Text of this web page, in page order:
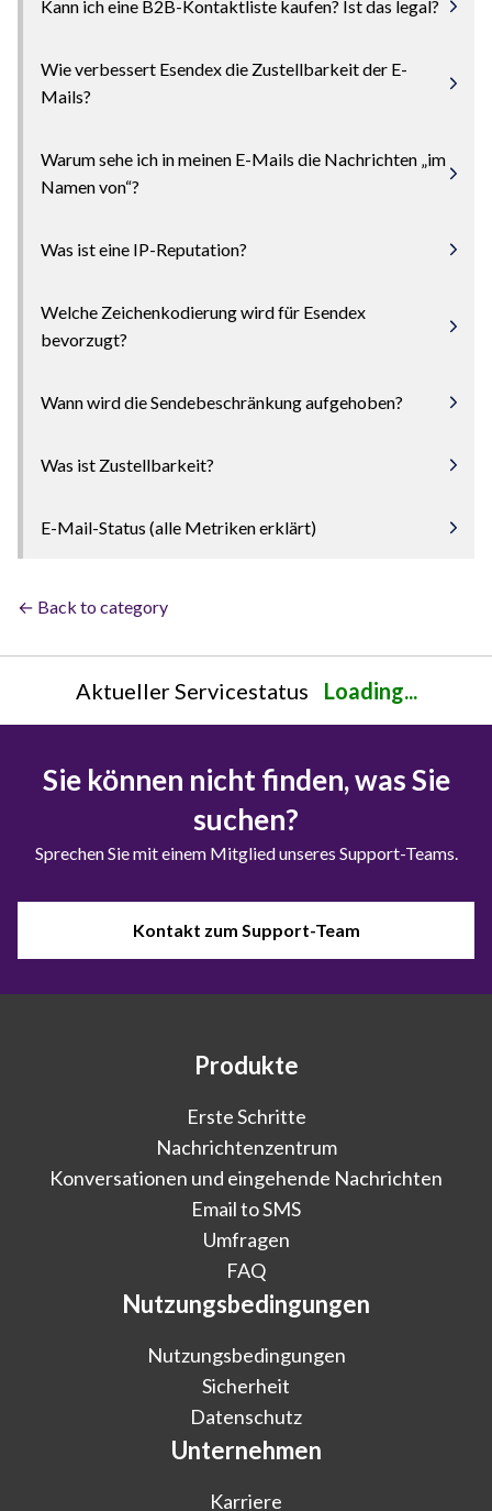
Kann ich eine B2B-Kontaktliste kaufen? Ist das legal?
Wie verbessert Esendex die Zustellbarkeit der E-
Mails?
Warum sehe ich in meinen E-Mails die Nachrichten „im
Namen von“?
Was ist eine IP-Reputation?
Welche Zeichenkodierung wird für Esendex
bevorzugt?
Wann wird die Sendebeschränkung aufgehoben?
Was ist Zustellbarkeit?
E-Mail-Status (alle Metriken erklärt)
← Back to category
Aktueller Servicestatus Loading...
Sie können nicht finden, was Sie
suchen?
Sprechen Sie mit einem Mitglied unseres Support-Teams.
Kontakt zum Support-Team
Produkte
Erste Schritte
Nachrichtenzentrum
Konversationen und eingehende Nachrichten
Email to SMS
Umfragen
FAQ
Nutzungsbedingungen
Nutzungsbedingungen
Sicherheit
Datenschutz
Unternehmen
Karriere